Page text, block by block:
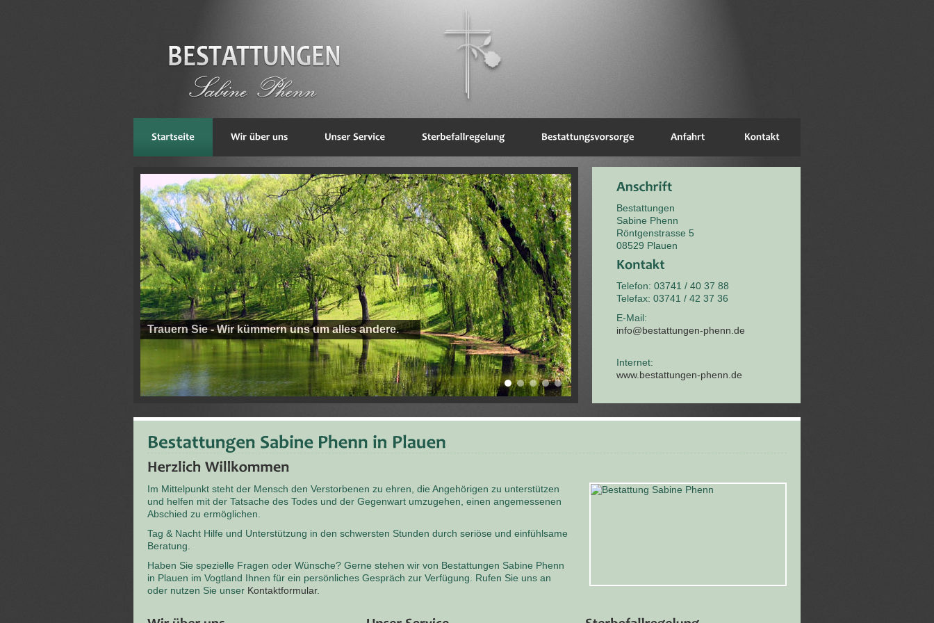
Bestattungen
Sabine Phenn
Röntgenstrasse 5
08529 Plauen
Telefon: 03741 / 40 37 88
Telefax: 03741 / 42 37 36
E-Mail:
info@bestattungen-phenn.de
Internet:
www.bestattungen-phenn.de
Trauern Sie - Wir kümmern uns um alles andere.
Im Mittelpunkt steht der Mensch den Verstorbenen zu ehren, die Angehörigen zu unterstützen
und helfen mit der Tatsache des Todes und der Gegenwart umzugehen, einen angemessenen
Abschied zu ermöglichen.
Tag & Nacht Hilfe und Unterstützung in den schwersten Stunden durch seriöse und einfühlsame
Beratung.
Haben Sie spezielle Fragen oder Wünsche? Gerne stehen wir von Bestattungen Sabine Phenn
in Plauen im Vogtland Ihnen für ein persönliches Gespräch zur Verfügung. Rufen Sie uns an
oder nutzen Sie unser Kontaktformular.